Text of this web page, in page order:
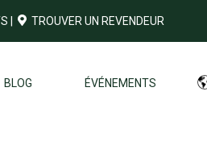
TROUVER UN REVENDEUR
BLOG ÉVÉNEMENTS